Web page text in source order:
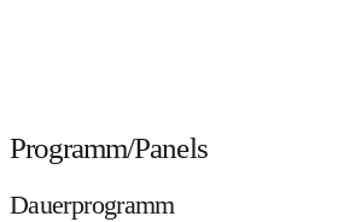
Programm/Panels
Dauerprogramm